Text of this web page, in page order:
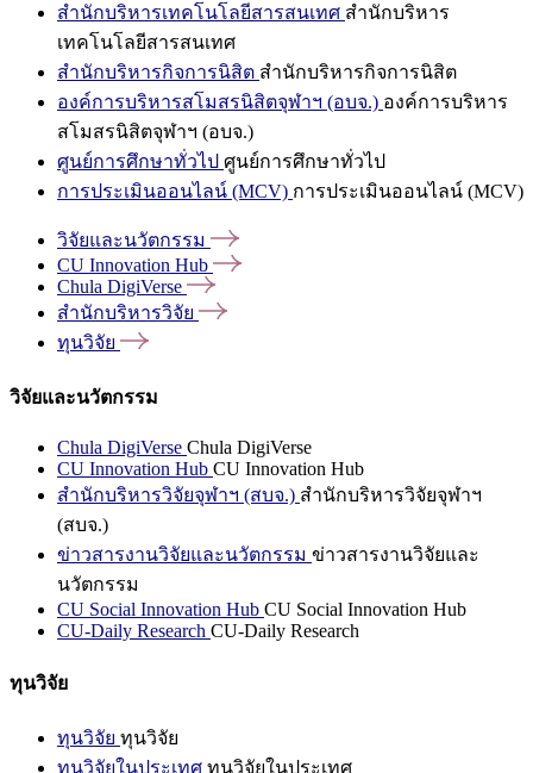
สำนักบริหารเทคโนโลยีสารสนเทศ สำนักบริหาร
เทคโนโลยีสารสนเทศ
สำนักบริหารกิจการนิสิต สำนักบริหารกิจการนิสิต
องค์การบริหารสโมสรนิสิตจุฬาฯ (อบจ.) องค์การบริหาร
สโมสรนิสิตจุฬาฯ (อบจ.)
ศูนย์การศึกษาทั่วไป ศูนย์การศึกษาทั่วไป
การประเมินออนไลน์ (MCV) การประเมินออนไลน์ (MCV)
วิจัยและนวัตกรรม
CU Innovation Hub
Chula DigiVerse
สำนักบริหารวิจัย
ทุนวิจัย
วิจัยและนวัตกรรม
Chula DigiVerse Chula DigiVerse
CU Innovation Hub CU Innovation Hub
สำนักบริหารวิจัยจุฬาฯ (สบจ.) สำนักบริหารวิจัยจุฬาฯ
(สบจ.)
ข่าวสารงานวิจัยและนวัตกรรม ข่าวสารงานวิจัยและ
นวัตกรรม
CU Social Innovation Hub CU Social Innovation Hub
CU-Daily Research CU-Daily Research
ทุนวิจัย
ทุนวิจัย ทุนวิจัย
ทุนวิจัยในประเทศ ทุนวิจัยในประเทศ